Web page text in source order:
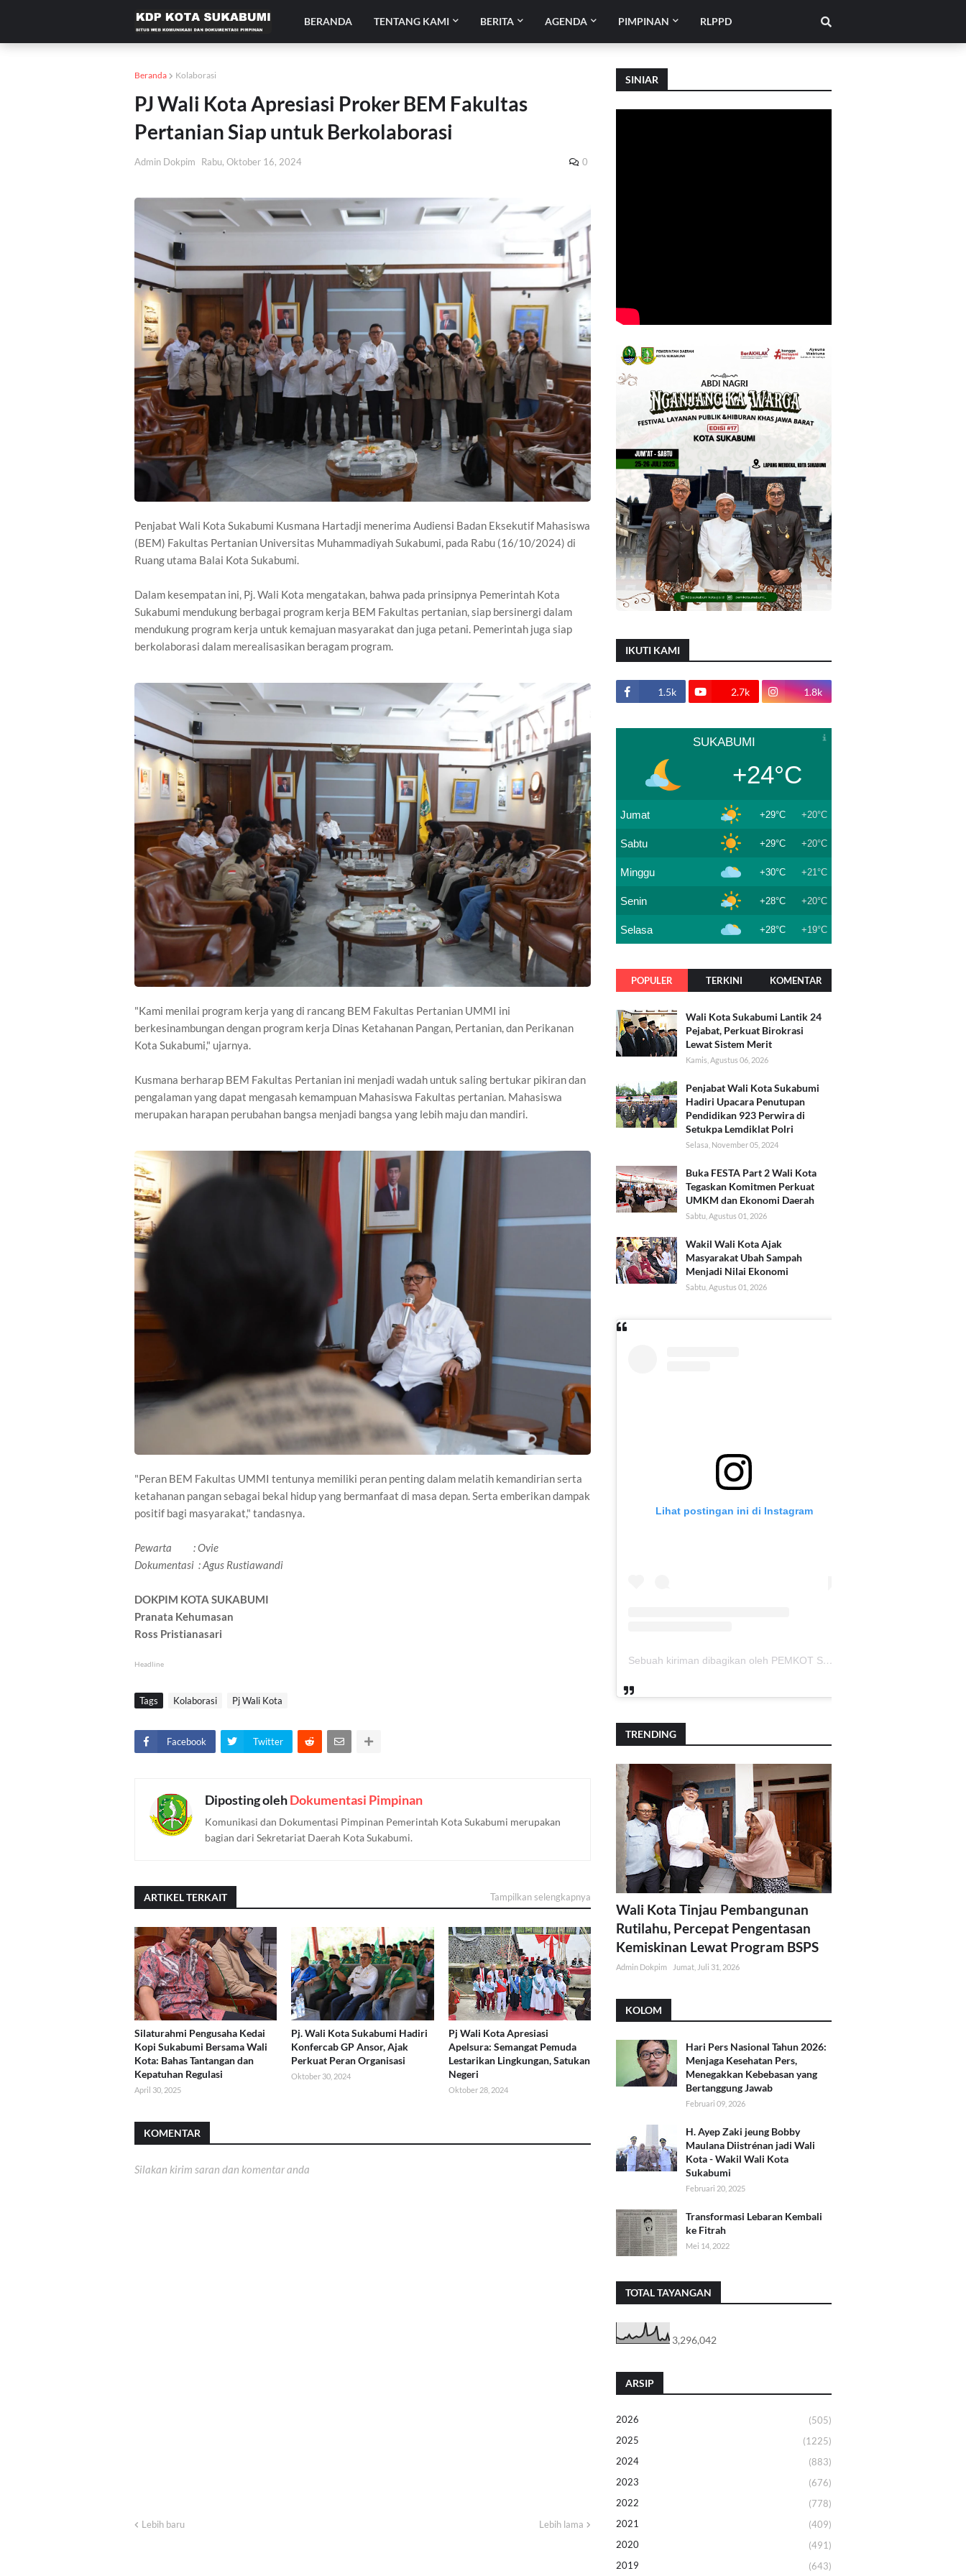
BERANDA TENTANG KAMI BERITA AGENDA PIMPINAN RLPPD
Beranda Kolaborasi
PJ Wali Kota Apresiasi Proker BEM Fakultas
Pertanian Siap untuk Berkolaborasi
Admin Dokpim Rabu, Oktober 16, 2024 0
Penjabat Wali Kota Sukabumi Kusmana Hartadji menerima Audiensi Badan Eksekutif Mahasiswa
(BEM) Fakultas Pertanian Universitas Muhammadiyah Sukabumi, pada Rabu (16/10/2024) di
Ruang utama Balai Kota Sukabumi.
Dalam kesempatan ini, Pj. Wali Kota mengatakan, bahwa pada prinsipnya Pemerintah Kota
Sukabumi mendukung berbagai program kerja BEM Fakultas pertanian, siap bersinergi dalam
mendukung program kerja untuk kemajuan masyarakat dan juga petani. Pemerintah juga siap
berkolaborasi dalam merealisasikan beragam program.
"Kami menilai program kerja yang di rancang BEM Fakultas Pertanian UMMI ini
berkesinambungan dengan program kerja Dinas Ketahanan Pangan, Pertanian, dan Perikanan
Kota Sukabumi," ujarnya.
Kusmana berharap BEM Fakultas Pertanian ini menjadi wadah untuk saling bertukar pikiran dan
pengalaman yang dapat mengasah kemampuan Mahasiswa Fakultas pertanian. Mahasiswa
merupakan harapan perubahan bangsa menjadi bangsa yang lebih maju dan mandiri.
"Peran BEM Fakultas UMMI tentunya memiliki peran penting dalam melatih kemandirian serta
ketahanan pangan sebagai bekal hidup yang bermanfaat di masa depan. Serta emberikan dampak
positif bagi masyarakat," tandasnya.
Pewarta : Ovie
Dokumentasi : Agus Rustiawandi
DOKPIM KOTA SUKABUMI
Pranata Kehumasan
Ross Pristianasari
Headline
Tags Kolaborasi Pj Wali Kota
Facebook Twitter
Diposting olehDokumentasi Pimpinan
Komunikasi dan Dokumentasi Pimpinan Pemerintah Kota Sukabumi merupakan
bagian dari Sekretariat Daerah Kota Sukabumi.
ARTIKEL TERKAIT Tampilkan selengkapnya
Silaturahmi Pengusaha Kedai
Kopi Sukabumi Bersama Wali
Kota: Bahas Tantangan dan
Kepatuhan Regulasi
April 30, 2025
Pj. Wali Kota Sukabumi Hadiri
Konfercab GP Ansor, Ajak
Perkuat Peran Organisasi
Oktober 30, 2024
Pj Wali Kota Apresiasi
Apelsura: Semangat Pemuda
Lestarikan Lingkungan, Satukan
Negeri
Oktober 28, 2024
KOMENTAR
Silakan kirim saran dan komentar anda
Lebih baru Lebih lama
SINIAR
IKUTI KAMI
1.5k 2.7k 1.8k
SUKABUMI
+24°C
Jumat +29°C +20°C
Sabtu +29°C +20°C
Minggu +30°C +21°C
Senin +28°C +20°C
Selasa +28°C +19°C
POPULER TERKINI KOMENTAR
Wali Kota Sukabumi Lantik 24
Pejabat, Perkuat Birokrasi
Lewat Sistem Merit
Kamis, Agustus 06, 2026
Penjabat Wali Kota Sukabumi
Hadiri Upacara Penutupan
Pendidikan 923 Perwira di
Setukpa Lemdiklat Polri
Selasa, November 05, 2024
Buka FESTA Part 2 Wali Kota
Tegaskan Komitmen Perkuat
UMKM dan Ekonomi Daerah
Sabtu, Agustus 01, 2026
Wakil Wali Kota Ajak
Masyarakat Ubah Sampah
Menjadi Nilai Ekonomi
Sabtu, Agustus 01, 2026
Lihat postingan ini di Instagram
Sebuah kiriman dibagikan oleh PEMKOT SUKABUMI (@pemkotsukabumi_)
TRENDING
Wali Kota Tinjau Pembangunan
Rutilahu, Percepat Pengentasan
Kemiskinan Lewat Program BSPS
Admin Dokpim Jumat, Juli 31, 2026
KOLOM
Hari Pers Nasional Tahun 2026:
Menjaga Kesehatan Pers,
Menegakkan Kebebasan yang
Bertanggung Jawab
Februari 09, 2026
H. Ayep Zaki jeung Bobby
Maulana Diistrénan jadi Wali
Kota - Wakil Wali Kota
Sukabumi
Februari 20, 2025
Transformasi Lebaran Kembali
ke Fitrah
Mei 14, 2022
TOTAL TAYANGAN
3,296,042
ARSIP
2026
(505)
2025
(1225)
2024
(883)
2023
(676)
2022
(778)
2021
(409)
2020
(491)
2019
(643)